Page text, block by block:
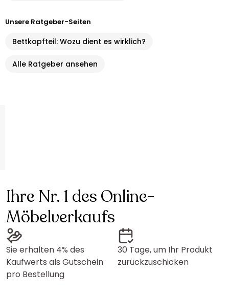
Unsere Ratgeber-Seiten
Bettkopfteil: Wozu dient es wirklich?
Alle Ratgeber ansehen
Ihre Nr. 1 des Online-
Möbelverkaufs
Sie erhalten 4% des
Kaufwerts als Gutschein
pro Bestellung
30 Tage, um Ihr Produkt
zurückzuschicken